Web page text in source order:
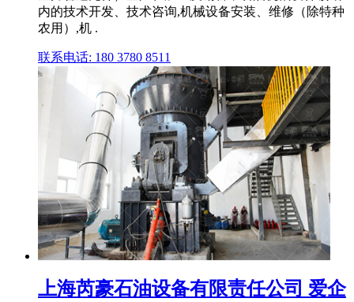
内的技术开发、技术咨询,机械设备安装、维修（除特种
农用）,机 .
联系电话: 180 3780 8511
上海芮豪石油设备有限责任公司 爱企